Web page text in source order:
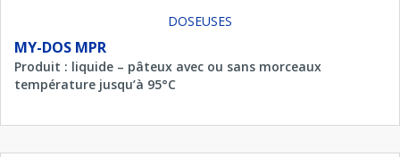
DOSEUSES
MY-DOS MPR
Produit : liquide – pâteux avec ou sans morceaux
température jusqu’à 95°C